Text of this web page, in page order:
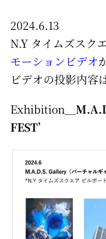
2024.6.13
N.Y タイムズスク
モーションビデオ
ビデオの投影内容は
Exhibition＿
FEST’